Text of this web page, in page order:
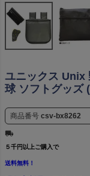
ユニックス Unix
球 ソフトグッズ
商品番号 csv-bx8262
５千円以上ご購入で
送料無料！